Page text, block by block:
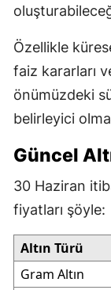
Özellikle
faiz kararları
önümüzdeki
belirleyici
Güncel
30 Haziran
fiyatları şöyle:
Altın Türü
Gram Altın